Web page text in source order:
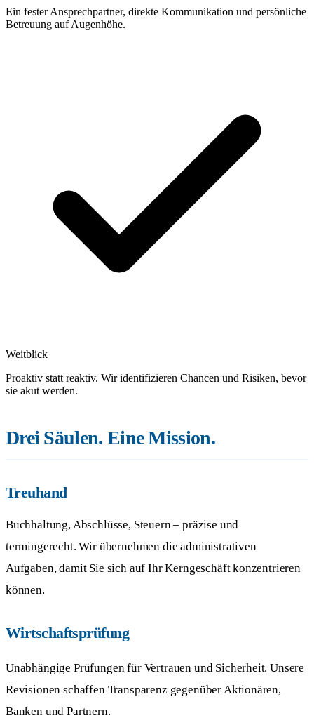
Ein fester Ansprechpartner, direkte Kommunikation und persönliche
Betreuung auf Augenhöhe.
Weitblick
Proaktiv statt reaktiv. Wir identifizieren Chancen und Risiken, bevor
sie akut werden.
Drei Säulen. Eine Mission.
Treuhand
Buchhaltung, Abschlüsse, Steuern – präzise und
termingerecht. Wir übernehmen die administrativen
Aufgaben, damit Sie sich auf Ihr Kerngeschäft konzentrieren
können.
Wirtschaftsprüfung
Unabhängige Prüfungen für Vertrauen und Sicherheit. Unsere
Revisionen schaffen Transparenz gegenüber Aktionären,
Banken und Partnern.